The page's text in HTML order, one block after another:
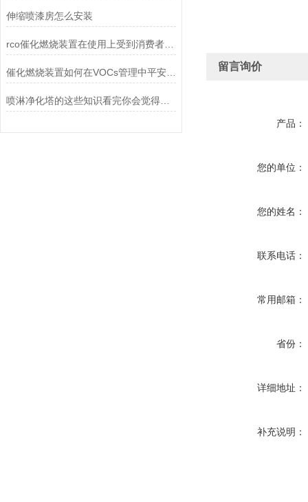
伸缩喷漆房怎么安装
rco催化燃烧装置在使用上受到消费者的欢迎
催化燃烧装置如何在VOCs管理中平安应用？
喷淋净化塔的这些知识看完你会觉得受益匪浅的！
留言询价
产品：
您的单位：
您的姓名：
联系电话：
常用邮箱：
省份：
详细地址：
补充说明：